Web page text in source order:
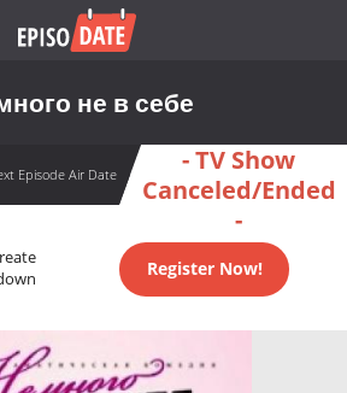
не в себе
Episode Air Date
- TV Show
Canceled/Ended
-
Register Now!